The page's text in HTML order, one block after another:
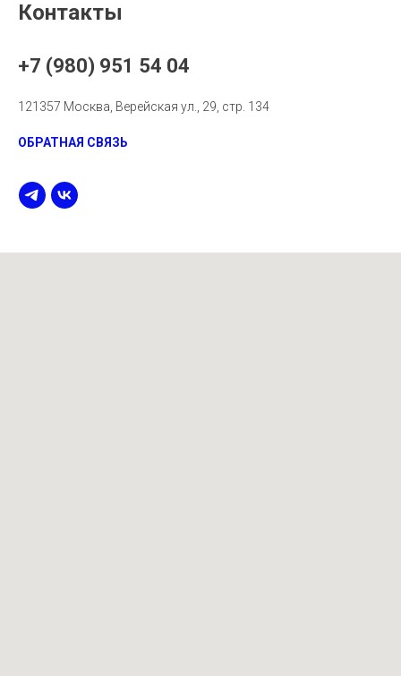
Контакты
+7 (980) 951 54 04
121357 Москва, Верейская ул., 29, стр. 134
ОБРАТНАЯ СВЯЗЬ